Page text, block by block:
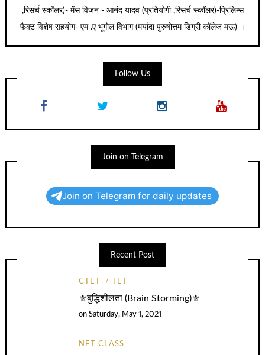
,रिसर्च स्कॉलर)- मेंस विजन - आनंद यादव (प्रतियोगी ,रिसर्च स्कॉलर)-प्रिलिम्स
फैक्ट विशेष सहयोग- एम .ए भूगोल विभाग (मर्यादा पुरुषोत्तम डिग्री कॉलेज मऊ) ।
Follow Us
Join on Telegram
Join on Telegram for daily updates
Recent Post
CTET TET
⚜️बुद्धिशीलता (Brain Storming)⚜️
onSaturday, May 1, 2021
NET CLASS